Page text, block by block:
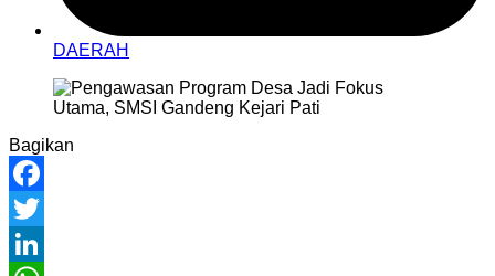
DAERAH
Bagikan
Facebook
Twitter